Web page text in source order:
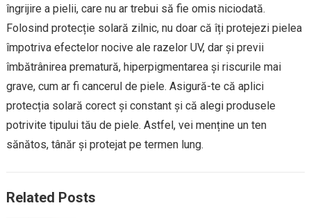
îngrijire a pielii, care nu ar trebui să fie omis niciodată.
Folosind protecție solară zilnic, nu doar că îți protejezi pielea
împotriva efectelor nocive ale razelor UV, dar și previi
îmbătrânirea prematură, hiperpigmentarea și riscurile mai
grave, cum ar fi cancerul de piele. Asigură-te că aplici
protecția solară corect și constant și că alegi produsele
potrivite tipului tău de piele. Astfel, vei menține un ten
sănătos, tânăr și protejat pe termen lung.
Related Posts